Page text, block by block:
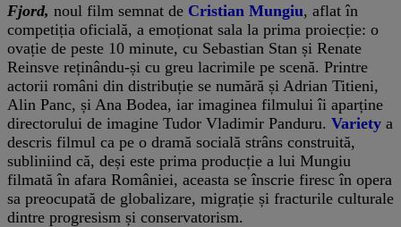
Fjord, noul film semnat de Cristian Mungiu, aflat în
competiția oficială, a emoționat sala la prima proiecție: o
ovație de peste 10 minute, cu Sebastian Stan și Renate
Reinsve reținându-și cu greu lacrimile pe scenă. Printre
actorii români din distribuție se numără și Adrian Titieni,
Alin Panc, și Ana Bodea, iar imaginea filmului îi aparține
directorului de imagine Tudor Vladimir Panduru. Variety a
descris filmul ca pe o dramă socială strâns construită,
subliniind că, deși este prima producție a lui Mungiu
filmată în afara României, aceasta se înscrie firesc în opera
sa preocupată de globalizare, migrație și fracturile culturale
dintre progresism și conservatorism.